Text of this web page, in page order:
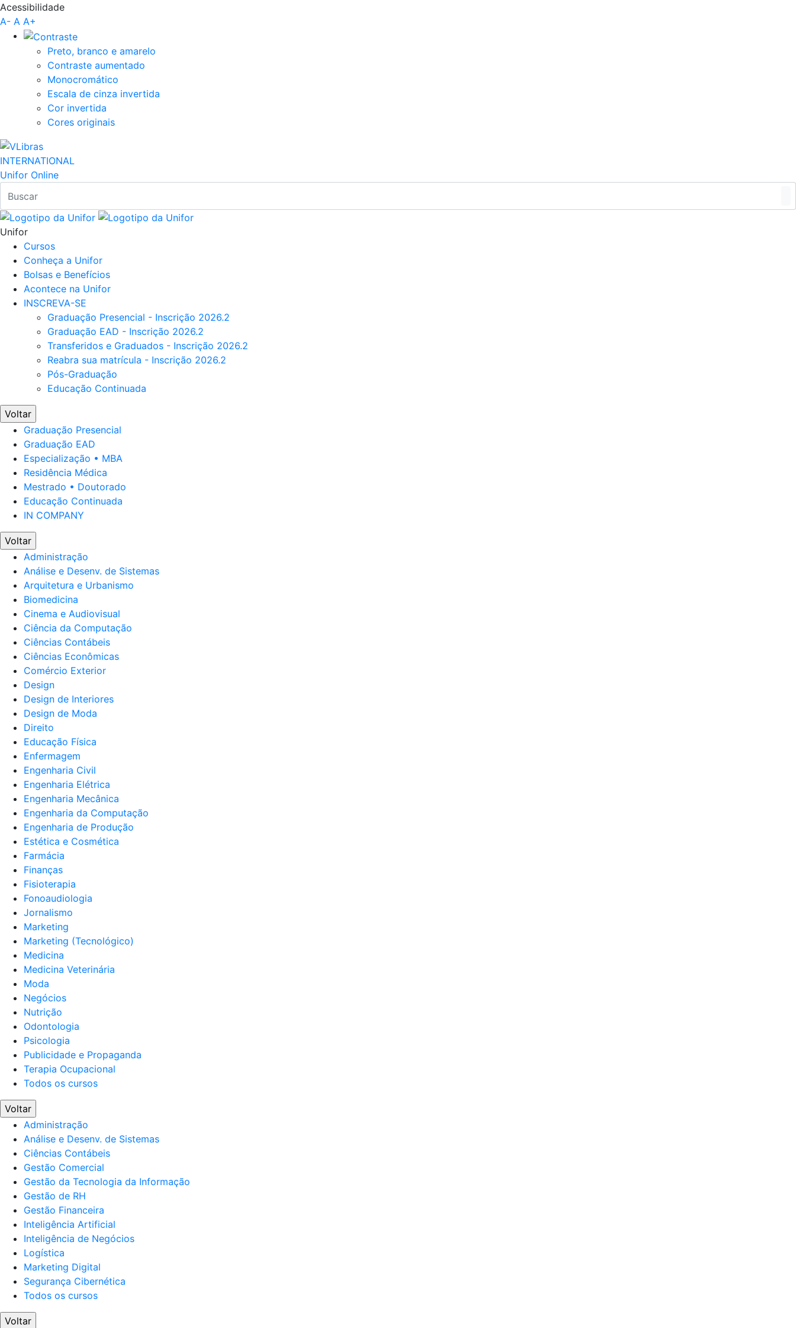
Pular para o Conteúdo principal
Acessibilidade
A- A A+
Preto, branco e amarelo
Contraste aumentado
Monocromático
Escala de cinza invertida
Cor invertida
Cores originais
INTERNATIONAL
Unifor Online
Unifor
Cursos
Conheça a Unifor
Bolsas e Benefícios
Acontece na Unifor
INSCREVA-SE
Graduação Presencial - Inscrição 2026.2
Graduação EAD - Inscrição 2026.2
Transferidos e Graduados - Inscrição 2026.2
Reabra sua matrícula - Inscrição 2026.2
Pós-Graduação
Educação Continuada
Voltar
Graduação Presencial
Graduação EAD
Especialização • MBA
Residência Médica
Mestrado • Doutorado
Educação Continuada
IN COMPANY
Voltar
Administração
Análise e Desenv. de Sistemas
Arquitetura e Urbanismo
Biomedicina
Cinema e Audiovisual
Ciência da Computação
Ciências Contábeis
Ciências Econômicas
Comércio Exterior
Design
Design de Interiores
Design de Moda
Direito
Educação Física
Enfermagem
Engenharia Civil
Engenharia Elétrica
Engenharia Mecânica
Engenharia da Computação
Engenharia de Produção
Estética e Cosmética
Farmácia
Finanças
Fisioterapia
Fonoaudiologia
Jornalismo
Marketing
Marketing (Tecnológico)
Medicina
Medicina Veterinária
Moda
Negócios
Nutrição
Odontologia
Psicologia
Publicidade e Propaganda
Terapia Ocupacional
Todos os cursos
Voltar
Administração
Análise e Desenv. de Sistemas
Ciências Contábeis
Gestão Comercial
Gestão da Tecnologia da Informação
Gestão de RH
Gestão Financeira
Inteligência Artificial
Inteligência de Negócios
Logística
Marketing Digital
Segurança Cibernética
Todos os cursos
Voltar